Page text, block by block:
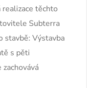
těchto
Subterra
stavbě: Výstavba
s pěti